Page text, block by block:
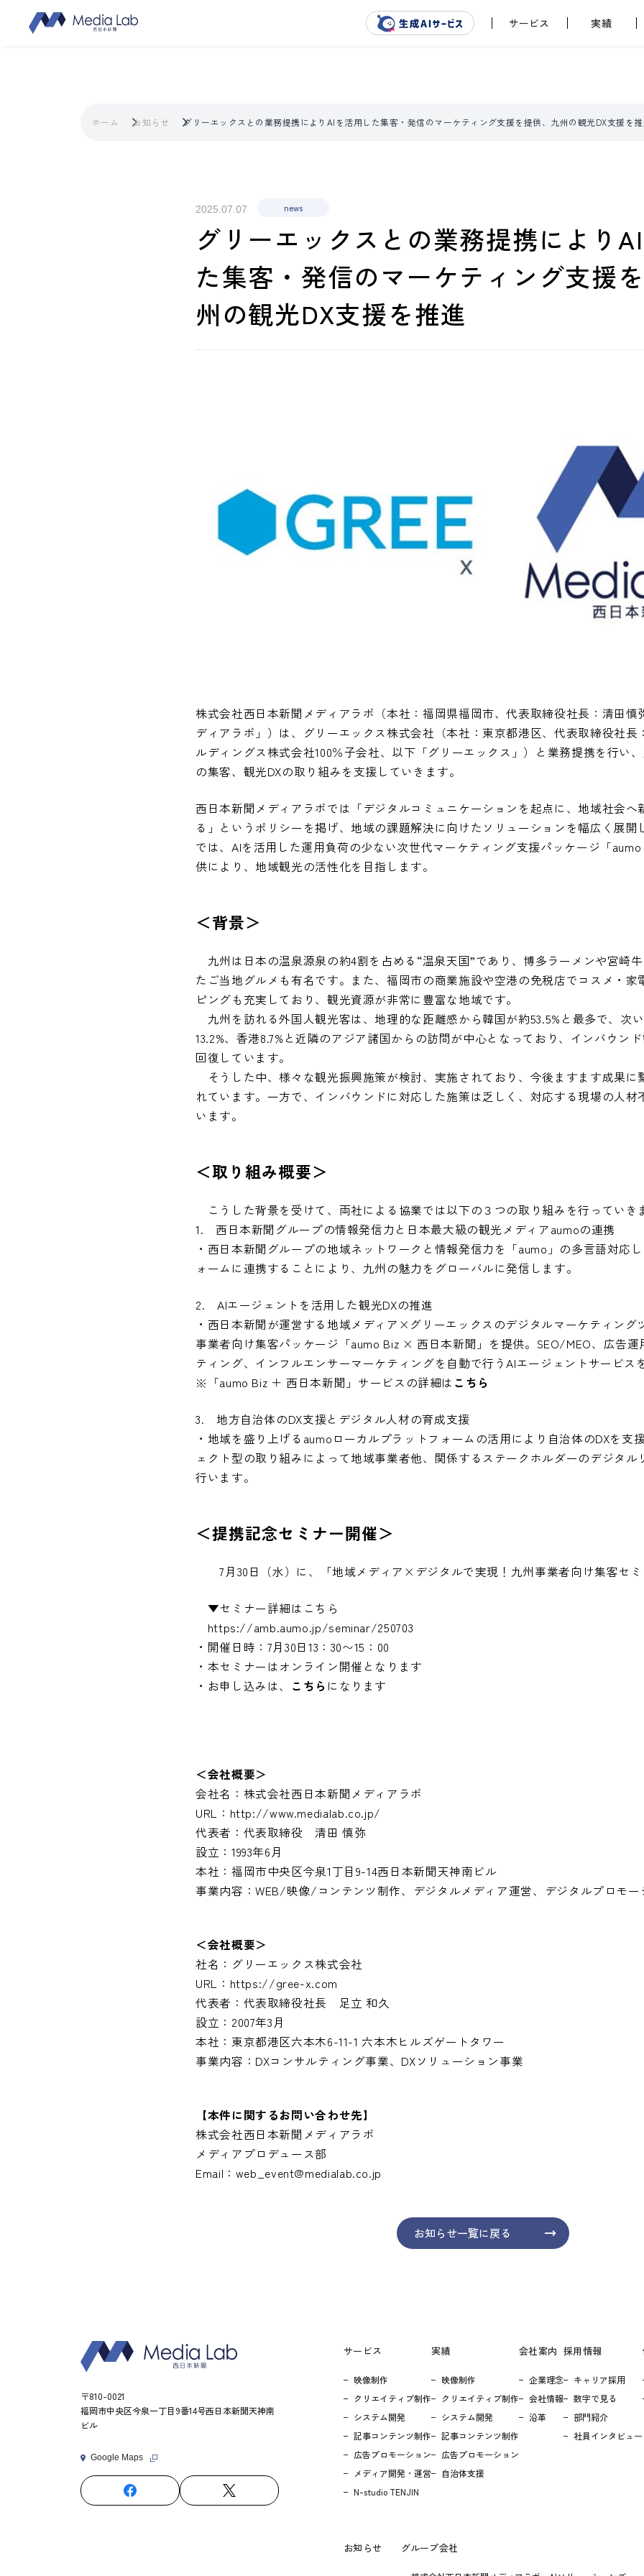
サービス 実績
ホーム お知らせ グリーエックスとの業務提携によりAIを活用した集客・発信のマーケティング支援を提供、九州の観光DX支援を
2025.07.07 news
グリーエックスとの業務提携により
た集客・発信のマーケティング支援
州の観光DX支援を推進
株式会社西日本新聞メディアラボ（本社：福岡県福岡市、代表取締役社長：清田慎
ディアラボ」）は、グリーエックス株式会社（本社：東京都港区、代表取締役社長
ルディングス株式会社100％子会社、以下「グリーエックス」）と業務提携を行い
の集客、観光DXの取り組みを支援していきます。
西日本新聞メディアラボでは「デジタルコミュニケーションを起点に、地域社会へ
る」というポリシーを掲げ、地域の課題解決に向けたソリューションを幅広く展開
では、AIを活用した運用負荷の少ない次世代マーケティング支援パッケージ「
供により、地域観光の活性化を目指します。
＜背景＞
九州は日本の温泉源泉の約4割を占める“温泉天国”であり、博多ラーメンや宮崎
たご当地グルメも有名です。また、福岡市の商業施設や空港の免税店でコスメ・家
ピングも充実しており、観光資源が非常に豊富な地域です。
九州を訪れる外国人観光客は、地理的な距離感から韓国が約53.5%と最多で、次
13.2%、香港8.7%と近隣のアジア諸国からの訪問が中心となっており、インバウン
回復しています。
そうした中、様々な観光振興施策が検討、実施されており、今後ますます成果に
れています。一方で、インバウンドに対応した施策は乏しく、対応する現場の人材
います。
＜取り組み概要＞
こうした背景を受けて、両社による協業では以下の３つの取り組みを行っていき
1. 西日本新聞グループの情報発信力と日本最大級の観光メディアaumoの連携
・西日本新聞グループの地域ネットワークと情報発信力を「aumo」の多言語対応
ォームに連携することにより、九州の魅力をグローバルに発信します。
2. AIエージェントを活用した観光DXの推進
・西日本新聞が運営する地域メディア×グリーエックスのデジタルマーケティング
事業者向け集客パッケージ「aumo Biz × 西日本新聞」を提供。SEO/MEO、広告運
ティング、インフルエンサーマーケティングを自動で行うAIエージェントサービス
※「aumo Biz ＋ 西日本新聞」サービスの詳細は こちら
3. 地方自治体のDX支援とデジタル人材の育成支援
・地域を盛り上げるaumoローカルプラットフォームの活用により自治体のDXを支
ェクト型の取り組みによって地域事業者他、関係するステークホルダーのデジタル
行います。
＜提携記念セミナー開催＞
7月30日（水）に、「地域メディア×デジタルで実現！九州事業者向け集客セミ
▼セミナー詳細はこちら
https://amb.aumo.jp/seminar/250703
・開催日時：7月30日13：30〜15：00
・本セミナーはオンライン開催となります
・お申し込みは、 こちら になります
＜会社概要＞
会社名：株式会社西日本新聞メディアラボ
URL： http://www.medialab.co.jp/
代表者：代表取締役 清田 慎弥
設立：1993年6月
本社：福岡市中央区今泉1丁目9-14西日本新聞天神南ビル
事業内容：WEB/映像/コンテンツ制作、デジタルメディア運営、デジタルプロモー
＜会社概要＞
社名：グリーエックス株式会社
URL： https://gree-x.com
代表者：代表取締役社長 足立 和久
設立：2007年3月
本社：東京都港区六本木6-11-1 六本木ヒルズゲートタワー
事業内容：DXコンサルティング事業、DXソリューション事業
【本件に関するお問い合わせ先】
株式会社西日本新聞メディアラボ
メディアプロデュース部
Email：web_event@medialab.co.jp
お知らせ一覧に戻る
〒810-0021
福岡市中央区今泉一丁目9番14号西日本新聞天神南
ビル
Google Maps
サービス
映像制作
クリエイティブ制作
システム開発
記事コンテンツ制作
広告プロモーション
メディア開発・運営
N-studio TENJIN
実績
映像制作
クリエイティブ制作
システム開発
記事コンテンツ制作
広告プロモーション
自治体支援
会社案内
企業理念
会社情報
沿革
採用情報
キャリア採用
数字で見る
部門紹介
社員インタビュー
お知らせ グループ会社